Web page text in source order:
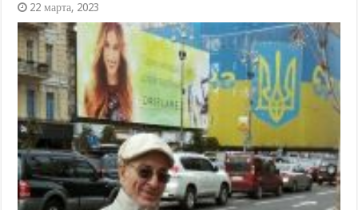
22 марта, 2023